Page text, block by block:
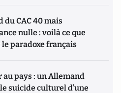
du CAC 40 mais
nulle : voilà ce que
paradoxe français
au pays : un Allemand
suicide culturel d’une